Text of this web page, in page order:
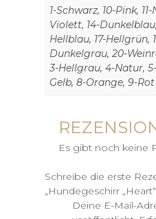
1-Schwarz, 10-Pink,
Violett, 14-
Hellblau, 17-Hellgrün,
Dunkelgrau, 20-
3-Hellgrau, 4-Natur,
Gelb, 8-Orange, 9-Rot
Es gibt noch keine
Schreibe die erste
„Hundegeschirr
Deine E-Mail-